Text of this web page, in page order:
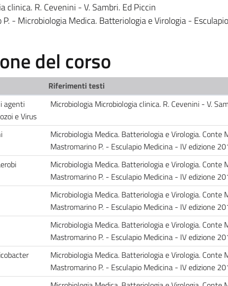
clinica. R. Cevenini - V. Sambri. Ed Piccin
- Microbiologia Medica. Batteriologia e Virologia -
del corso
Riferimenti testi
agenti
e Virus
Microbiologia Microbiologia clinica. R. Cevenini - V.
Microbiologia Medica. Batteriologia e Virologia. Conte
Mastromarino P. - Esculapio Medicina - IV edizione
Microbiologia Medica. Batteriologia e Virologia. Conte
Mastromarino P. - Esculapio Medicina - IV edizione
Microbiologia Medica. Batteriologia e Virologia. Conte
Mastromarino P. - Esculapio Medicina - IV edizione
Microbiologia Medica. Batteriologia e Virologia. Conte
Mastromarino P. - Esculapio Medicina - IV edizione
Microbiologia Medica. Batteriologia e Virologia. Conte
Mastromarino P. - Esculapio Medicina - IV edizione